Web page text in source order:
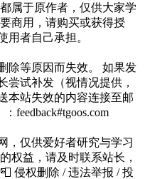
属于原作者，仅供大家学
商用，请购买或获得授
用者自己承担。
除等原因而失效。 如果发
尝试补发（视情况提供，
本站失效的内容连接至邮
feedback#tgoos.com
，仅供爱好者研究与学习
权益，请及时联系站长，
侵权删除 / 违法举报 / 投